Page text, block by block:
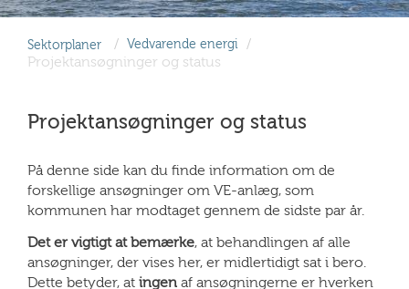
Sektorplaner / Vedvarende energi /
Projektansøgninger og status
Projektansøgninger og status
På denne side kan du finde information om de
forskellige ansøgninger om VE-anlæg, som
kommunen har modtaget gennem de sidste par år.
Det er vigtigt at bemærke, at behandlingen af alle
ansøgninger, der vises her, er midlertidigt sat i bero.
Dette betyder, at ingen af ansøgningerne er hverken